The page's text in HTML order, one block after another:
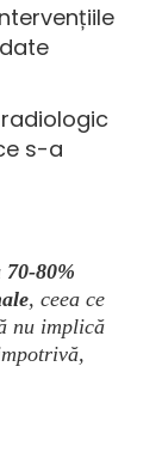
s-a
80%
, ceea ce
nu implică